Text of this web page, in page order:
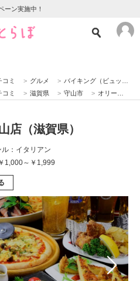
ーン実施中！
クイズ
教育・育児
リサーチ
コミ > グルメ > バイキング（ビュッフェ）
コミ > 滋賀県 > 守山市 > オリーブキッチン 守山店（滋賀県）
店（滋賀県）
ル：イタリアン
1,000～￥1,999